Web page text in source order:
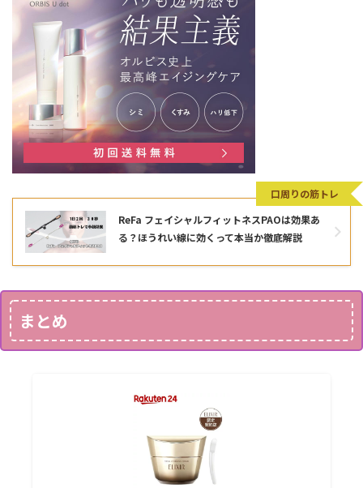
ReFa フェイシャルフィットネスPAOは効果あ
る？ほうれい線に効くって本当か徹底解説
口周りの筋トレ
まとめ